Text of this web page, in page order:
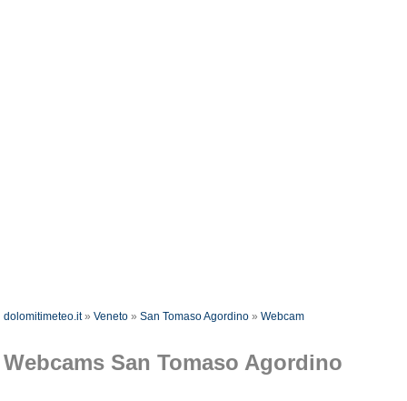
dolomitimeteo.it»Veneto »San Tomaso Agordino »Webcam
Webcams San Tomaso Agordino